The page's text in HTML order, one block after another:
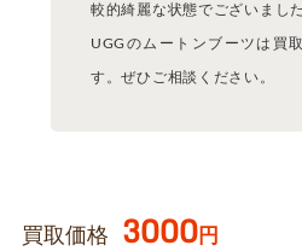
較的綺麗な状態でございました
UGGのムートンブーツは買
す。ぜひご相談ください。
買取価格 3000円